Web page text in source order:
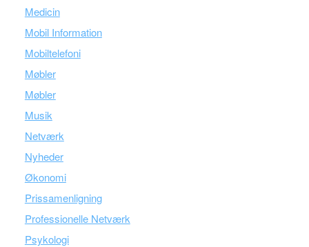
Medicin
Mobil Information
Mobiltelefoni
Møbler
Møbler
Musik
Netværk
Nyheder
Økonomi
Prissamenligning
Professionelle Netværk
Psykologi